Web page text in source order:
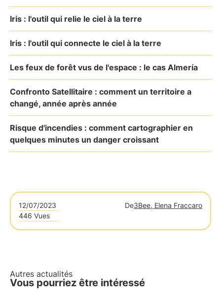
Iris : l'outil qui relie le ciel à la terre
Iris : l'outil qui connecte le ciel à la terre
Les feux de forêt vus de l'espace : le cas Almería
Confronto Satellitaire : comment un territoire a
changé, année après année
Risque d'incendies : comment cartographier en
quelques minutes un danger croissant
12/07/2023 De3Bee, Elena Fraccaro
446 Vues
Autres actualités
Vous pourriez être intéressé